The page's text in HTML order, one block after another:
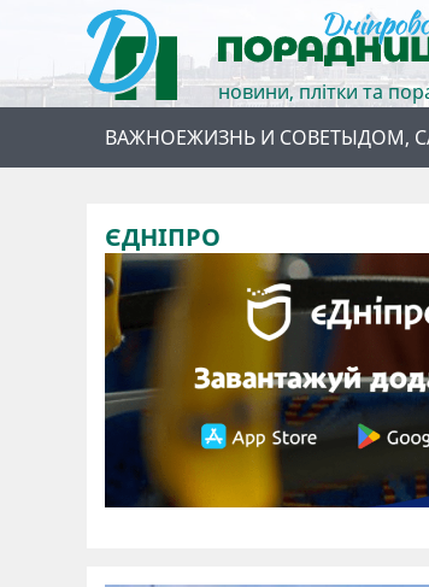
новини, плітки та
ВАЖНОЕЖИЗНЬ И СОВЕТЫДОМ,
ЄДНІПРО